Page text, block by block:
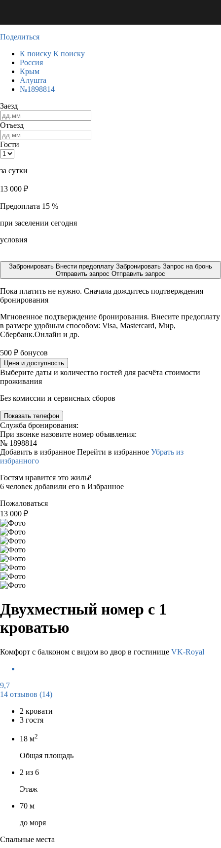
Поделиться
К поиску К поиску
Россия
Крым
Алушта
№1898814
Заезд
Отъезд
Гости
за сутки
13 000 ₽
Предоплата 15 %
при заселении сегодня
условия
Забронировать Внести предоплату Забронировать Запрос на бронь
Отправить запрос Отправить запрос
Пока платить не нужно. Сначала дождитесь подтверждения
бронирования
Мгновенное подтверждение бронирования. Внесите предоплату
в размере удобным способом: Visa, Mastercard, Мир,
Сбербанк.Онлайн и др.
500 ₽ бонусов
Цена и доступность
Выберите даты и количество гостей для расчёта стоимости
проживания
Без комиссии и сервисных сборов
Показать телефон
Служба бронирования:
При звонке назовите номер объявления:
№ 1898814
Добавить в избранное Перейти в избранное Убрать из
избранного
Гостям нравится это жильё
6 человек добавили его в Избранное
Пожаловаться
13 000 ₽
Двухместный номер с 1
кроватью
Комфорт с балконом с видом во двор в гостинице VK-Royal
9,7
14 отзывов (14)
2 кровати
3 гостя
18 м2
Общая площадь
2 из 6
Этаж
70 м
до моря
Спальные места